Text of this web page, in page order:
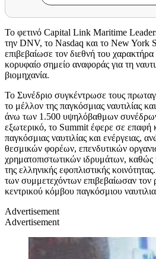
Το φετινό Capital Link Maritime
την DNV, το Nasdaq και το New York
επιβεβαίωσε τον διεθνή τoυ
κορυφαίο σημείο αναφοράς για τη
βιομηχανία.
To Συνέδριο συγκέντρωσε τους
το μέλλον της παγκόσμιας ναυτιλίας
άνω των 1.500 υψηλόβαθμων
εξωτερικό, το Summit έφερε σε επαφή
παγκόσμιας ναυτιλίας και ενέργειας,
θεσμικών φορέων, επενδυτικών
χρηματοπιστωτικών ιδρυμάτων, καθώς
της ελληνικής εφοπλιστικής
των συμμετεχόντων επιβεβαίωσαν
κεντρικού κόμβου παγκόσμιου
Advertisement
Advertisement